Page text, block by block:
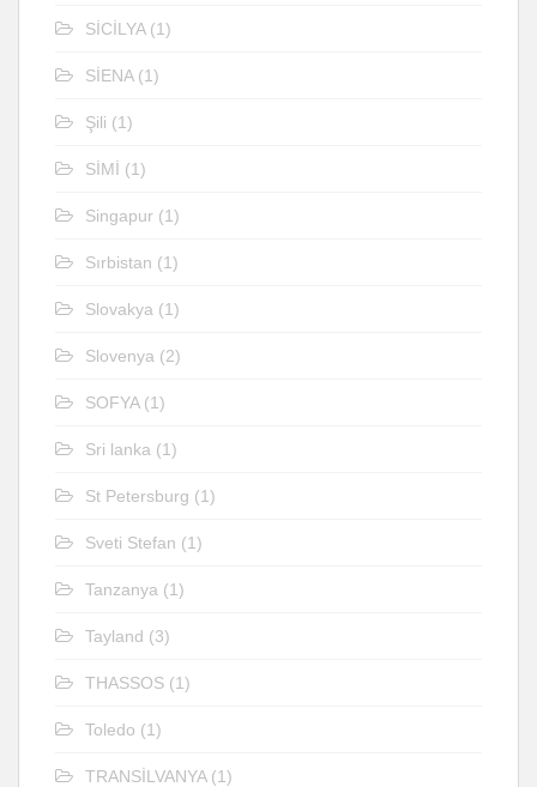
SİCİLYA(1)
SİENA(1)
Şili (1)
SİMİ (1)
Singapur (1)
Sırbistan (1)
Slovakya (1)
Slovenya (2)
SOFYA(1)
Sri lanka (1)
St Petersburg (1)
Sveti Stefan (1)
Tanzanya (1)
Tayland (3)
THASSOS (1)
Toledo (1)
TRANSİLVANYA(1)